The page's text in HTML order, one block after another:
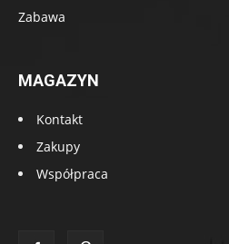
Zabawa
MAGAZYN
Kontakt
Zakupy
Współpraca